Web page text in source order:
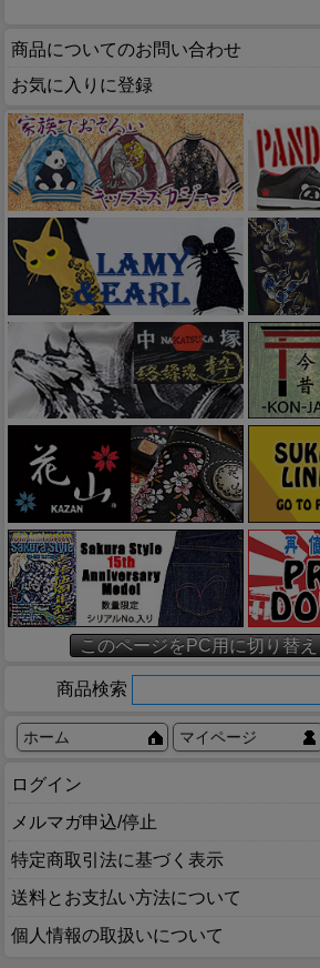
商品についてのお問い合わせ
お気に入りに登録
このページをPC用に切り替え
商品検索
ホーム マイページ
ログイン
メルマガ申込/停止
特定商取引法に基づく表示
送料とお支払い方法について
個人情報の取扱いについて